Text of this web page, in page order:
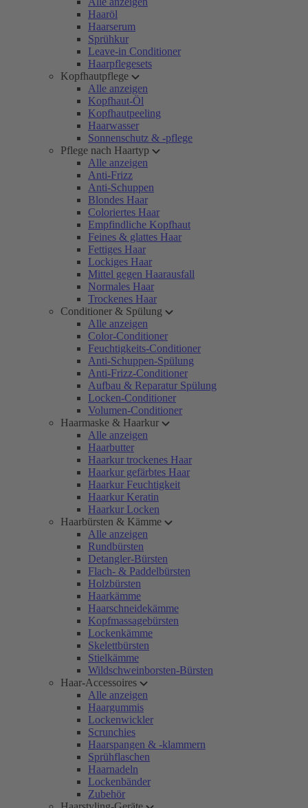
Haaröl
Haarserum
Sprühkur
Leave-in Conditioner
Haarpflegesets
Kopfhautpflege
Alle anzeigen
Kopfhaut-Öl
Kopfhautpeeling
Haarwasser
Sonnenschutz & -pflege
Pflege nach Haartyp
Alle anzeigen
Anti-Frizz
Anti-Schuppen
Blondes Haar
Coloriertes Haar
Empfindliche Kopfhaut
Feines & glattes Haar
Fettiges Haar
Lockiges Haar
Mittel gegen Haarausfall
Normales Haar
Trockenes Haar
Conditioner & Spülung
Alle anzeigen
Color-Conditioner
Feuchtigkeits-Conditioner
Anti-Schuppen-Spülung
Anti-Frizz-Conditioner
Aufbau & Reparatur Spülung
Locken-Conditioner
Volumen-Conditioner
Haarmaske & Haarkur
Alle anzeigen
Haarbutter
Haarkur trockenes Haar
Haarkur gefärbtes Haar
Haarkur Feuchtigkeit
Haarkur Keratin
Haarkur Locken
Haarbürsten & Kämme
Alle anzeigen
Rundbürsten
Detangler-Bürsten
Flach- & Paddelbürsten
Holzbürsten
Haarkämme
Haarschneidekämme
Kopfmassagebürsten
Lockenkämme
Skelettbürsten
Stielkämme
Wildschweinborsten-Bürsten
Haar-Accessoires
Alle anzeigen
Haargummis
Lockenwickler
Scrunchies
Haarspangen & -klammern
Sprühflaschen
Haarnadeln
Lockenbänder
Zubehör